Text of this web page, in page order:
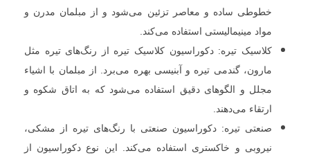
خطوطی ساده و معاصر تزئین می‌شود و از مبلمان مدرن و
مواد مینیمالیستی استفاده می‌کند.
کلاسیک تیره: دکوراسیون کلاسیک تیره از رنگ‌های تیره مثل
مارون، گندمی تیره و آبنیسی بهره می‌برد. از مبلمان با اشیاء
مجلل و الگوهای دقیق استفاده می‌شود که به اتاق شکوه و
ارتقاء می‌دهند.
صنعتی تیره: دکوراسیون صنعتی با رنگ‌های تیره از مشکی،
نیروبی و خاکستری استفاده می‌کند. این نوع دکوراسیون از